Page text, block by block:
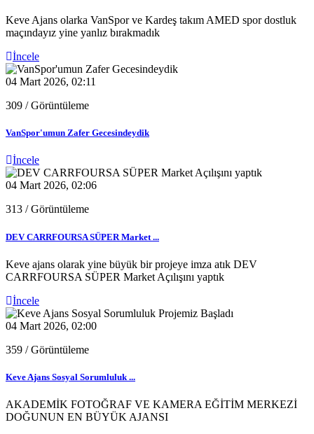
Keve Ajans olarka VanSpor ve Kardeş takım AMED spor dostluk
maçındayız yine yanlız bırakmadık
İncele
04 Mart 2026, 02:11
309 / Görüntüleme
VanSpor'umun Zafer Gecesindeydik
İncele
04 Mart 2026, 02:06
313 / Görüntüleme
DEV CARRFOURSA SÜPER Market ...
Keve ajans olarak yine büyük bir projeye imza atık DEV
CARRFOURSA SÜPER Market Açılışını yaptık
İncele
04 Mart 2026, 02:00
359 / Görüntüleme
Keve Ajans Sosyal Sorumluluk ...
AKADEMİK FOTOĞRAF VE KAMERA EĞİTİM MERKEZİ
DOĞUNUN EN BÜYÜK AJANSI